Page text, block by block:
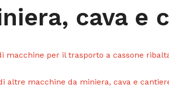
cava e
macchine per il trasporto a cassone
altre macchine da miniera, cava e